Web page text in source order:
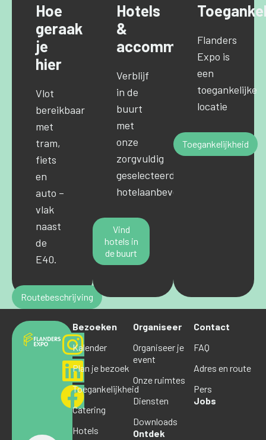
Hoe
geraak
je
hier
Vlot
bereikbaar
met
tram,
fiets
en
auto –
vlak
naast
de
E40.
Routebeschrijving
Hotels
&
accommodaties
Verblijf
in de
buurt
met
onze
zorgvuldig
geselecteerde
hotelaanbevelingen.
Vind
hotels in
de buurt
Flanders
Expo is
een
toegankelijke
locatie
Toegankelijkheid
Bezoeken
Kalender
Plan je bezoek
Toegankelijkheid
Catering
Hotels
Organiseer
Organiseer je
event
Onze ruimtes
Diensten
Downloads
Ontdek
Contact
FAQ
Adres en route
Pers
Jobs